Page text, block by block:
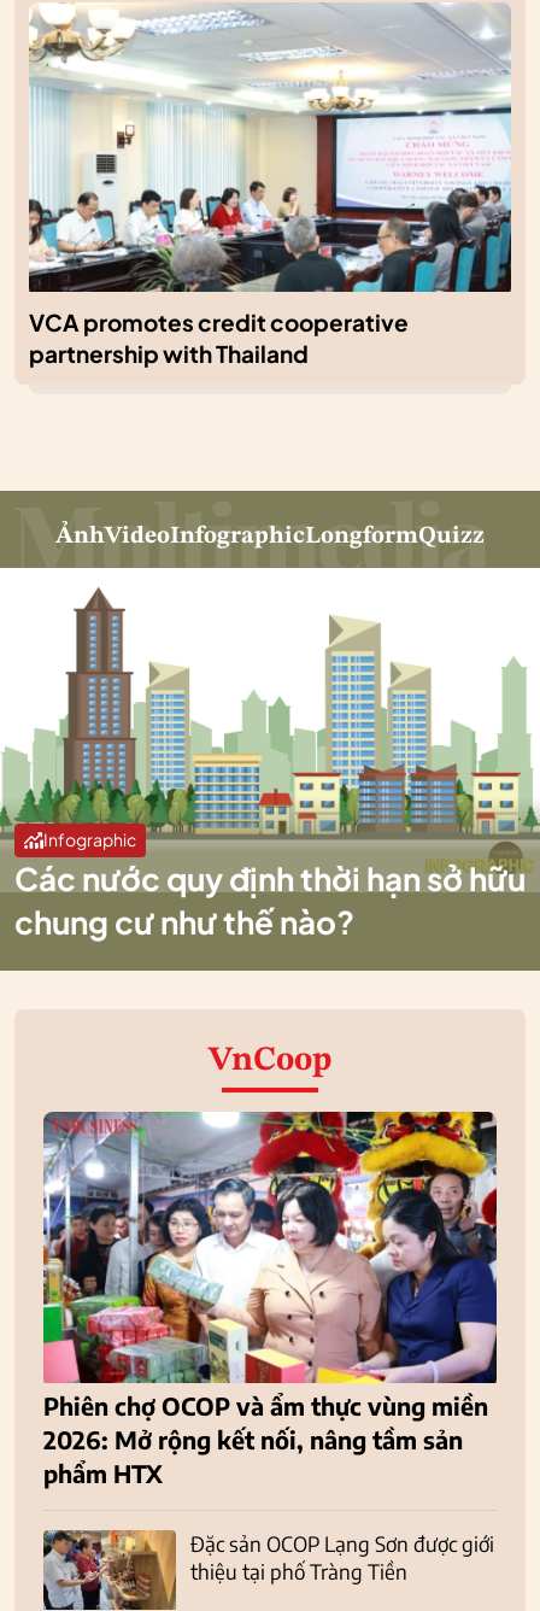
VCA promotes credit cooperative
partnership with Thailand
ẢnhVideoInfographicLongformQuizz
Infographic
Các nước quy định thời hạn sở hữu
chung cư như thế nào?
VnCoop
Phiên chợ OCOP và ẩm thực vùng miền
2026: Mở rộng kết nối, nâng tầm sản
phẩm HTX
Đặc sản OCOP Lạng Sơn được giới
thiệu tại phố Tràng Tiền